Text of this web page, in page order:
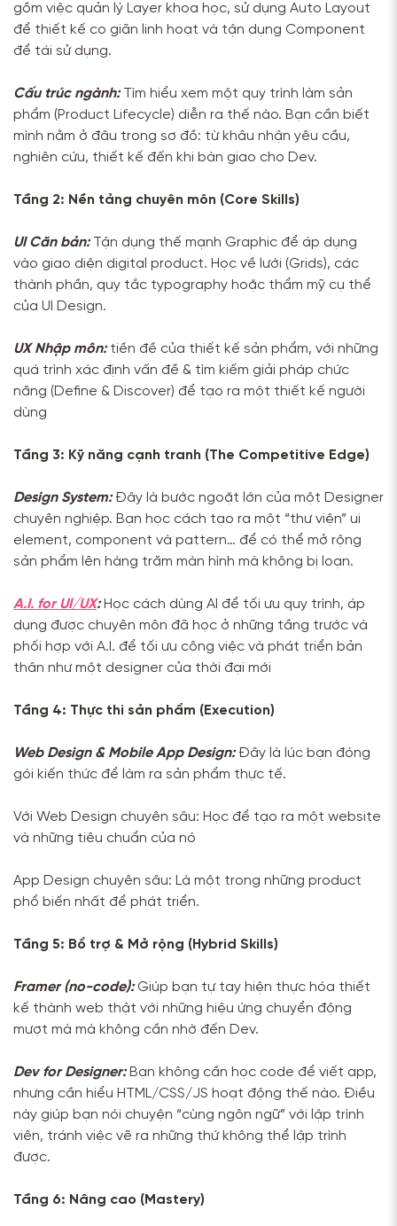
gồm việc quản lý Layer khoa học, sử dụng Auto Layout
để thiết kế co giãn linh hoạt và tận dụng Component
để tái sử dụng.
Cấu trúc ngành:Tìm hiểu xem một quy trình làm sản
phẩm (Product Lifecycle) diễn ra thế nào. Bạn cần biết
mình nằm ở đâu trong sơ đồ: từ khâu nhận yêu cầu,
nghiên cứu, thiết kế đến khi bàn giao cho Dev.
Tầng 2: Nền tảng chuyên môn (Core Skills)
UI Căn bản:Tận dụng thế mạnh Graphic để áp dụng
vào giao diện digital product. Học về lưới (Grids), các
thành phần, quy tắc typography hoặc thẩm mỹ cụ thể
của UI Design.
UX Nhập môn:tiền đề của thiết kế sản phẩm, với những
quá trình xác định vấn đề & tìm kiếm giải pháp chức
năng (Define & Discover) để tạo ra một thiết kế người
dùng
Tầng 3: Kỹ năng cạnh tranh (The Competitive Edge)
Design System:Đây là bước ngoặt lớn của một Designer
chuyên nghiệp. Bạn học cách tạo ra một “thư viện” ui
element, component và pattern… để có thể mở rộng
sản phẩm lên hàng trăm màn hình mà không bị loạn.
A.I. for UI/UX: Học cách dùng AI để tối ưu quy trình, áp
dụng được chuyên môn đã học ở những tầng trước và
phối hợp với A.I. để tối ưu công việc và phát triển bản
thân như một designer của thời đại mới
Tầng 4: Thực thi sản phẩm (Execution)
Web Design & Mobile App Design:Đây là lúc bạn đóng
gói kiến thức để làm ra sản phẩm thực tế.
Với Web Design chuyên sâu: Học để tạo ra một website
và những tiêu chuẩn của nó
App Design chuyên sâu: Là một trong những product
phổ biến nhất để phát triển.
Tầng 5: Bổ trợ & Mở rộng (Hybrid Skills)
Framer (no-code):Giúp bạn tự tay hiện thực hóa thiết
kế thành web thật với những hiệu ứng chuyển động
mượt mà mà không cần nhờ đến Dev.
Dev for Designer:Bạn không cần học code để viết app,
nhưng cần hiểu HTML/CSS/JS hoạt động thế nào. Điều
này giúp bạn nói chuyện “cùng ngôn ngữ” với lập trình
viên, tránh việc vẽ ra những thứ không thể lập trình
được.
Tầng 6: Nâng cao (Mastery)